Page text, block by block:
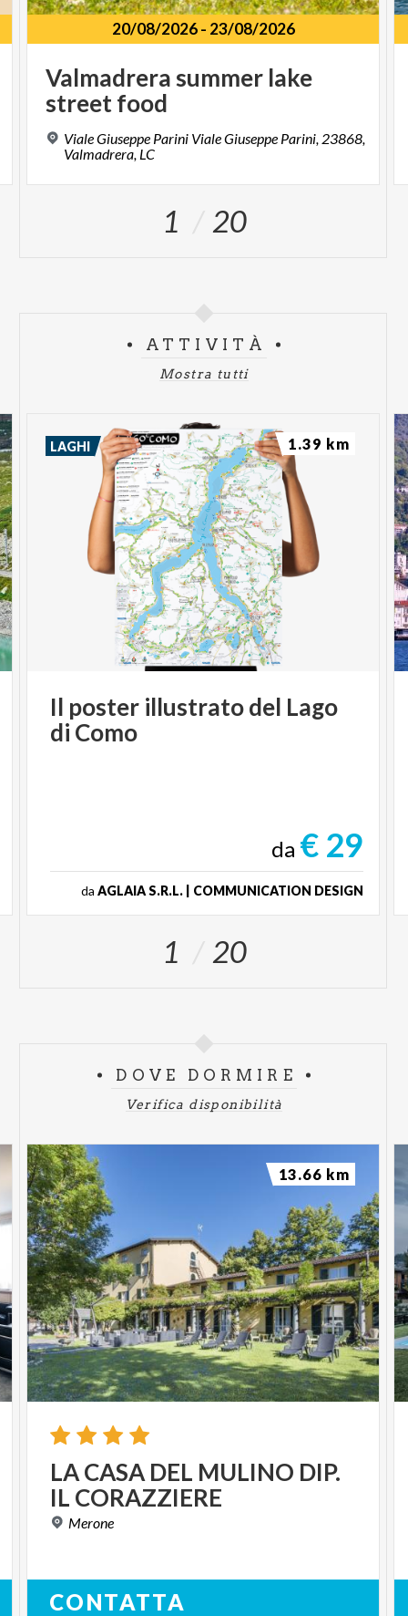
20/08/2026- 23/08/2026
Valmadrera summer lake
streetfood
Viale Giuseppe Parini Viale Giuseppe Parini, 23868,
Valmadrera, LC
1 20
ATTIVITÀ
Mostra tutti
Il poster illustratodel Lago
di Como
da € 29
da AGLAIA S.R.L. | COMMUNICATION DESIGN
LAGHI 1.39 km
1 20
DOVE DORMIRE
Verifica disponibilità
LACASA DEL MULINO DIP.
IL CORAZZIERE
Merone
CONTATTA
13.66 km